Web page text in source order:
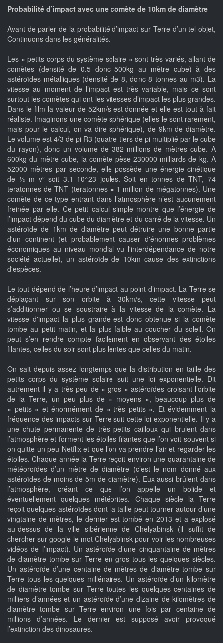
Probabilité d’impact avec une comète de 10km de diamètre
Avant de parler de la probabilité d’impact sur Terre d’un tel objet,
Continuons dans les généralités.
Les « petits corps du système solaire » sont très variés, allant de
comètes (densité de 0.5 donc 500kg au mètre cube) à des
astéroïdes métalliques (densité de 8, donc 8 tonnes au m3). La
vitesse au moment de l’impact est très variable, mais ce sont
surtout les comètes qui ont les vitesses d’impact les plus grandes.
Dans le film la valeur de 52km/s est donnée et elle est tout à fait
réaliste. Imaginons une comète sphérique (elles le sont rarement,
mais pour le calcul, on va dire sphérique), de 9km de diamètre.
Le volume est 4/3 de pi R3 (quatre tiers de pi multiplié par le cube
du rayon), donc un volume de 382 millions de mètres cube. A
600kg du mètre cube, la comète pèse 230000 milliards de kg. A
52000 mètres par seconde, elle possède une énergie cinétique
de ½ m v² soit 3.1 10^23 joules. Soit en tonnes de TNT, 74
teratonnes de TNT (teratonnes = 1 million de mégatonnes). Une
comète de ce type entrant dans l’atmosphère n’est aucunement
freinée par elle. Ce petit calcul simple montre que l’énergie de
l’impact dépend du cube du diamètre et du carré de la vitesse. Un
astéroïde de 1km de diamètre peut détruire une bonne partie
d'un continent (et probablement causer d'énormes problèmes
économiques au niveau mondial vu l'interdépendance de notre
société actuelle), un astéroïde de 10km cause des extinctions
d'espèces.
Le tout dépend de l’heure d’impact au point d’impact. La Terre se
déplaçant sur son orbite à 30km/s, cette vitesse peut
s’additionner ou se soustraire à la vitesse de la comète. La
vitesse d'impact la plus grande est donc obtenue si la comète
tombe au petit matin, et la plus faible au coucher du soleil. On
peut s’en rendre compte facilement en observant des étoiles
filantes, celles du soir sont plus lentes que celles du matin.
On sait depuis assez longtemps que la distribution en taille des
petits corps du système solaire suit une loi exponentielle. Dit
autrement il y a très peu de « gros » astéroïdes croisant l’orbite
de la Terre, un peu plus de « moyens », beaucoup plus de
« petits » et énormément de « très petits ». Et évidemment la
fréquence des impacts sur Terre suit cette loi exponentielle. Il y a
une chute permanente de très petits cailloux qui brulent dans
l’atmosphère et forment les étoiles filantes que l’on voit souvent si
on quitte un peu Netflix et que l’on va prendre l’air et regarder les
étoiles. Chaque année la Terre reçoit environ une quarantaine de
météoroïdes d’un mètre de diamètre (c’est le nom donné aux
astéroïdes de moins de 5m de diamètre). Eux aussi brûlent dans
l’atmosphère, créant ce que l’on appelle un bolide et
éventuellement quelques météorites. Chaque siècle la Terre
reçoit quelques astéroïdes dont la taille peut tourner autour d’une
vingtaine de mètres, le dernier est tombé en 2013 et a explosé
au-dessus de la ville sibérienne de Chelyabinsk (il suffit de
chercher sur google le mot Chelyabinsk pour voir les nombreuses
vidéos de l’impact). Un astéroïde d’une cinquantaine de mètres
de diamètre tombe sur Terre en gros tous les quelques siècles.
Un astéroïde d’une centaine de mètres de diamètre tombe sur
Terre tous les quelques millénaires. Un astéroïde d’un kilomètre
de diamètre tombe sur Terre toutes les quelques centaines de
milliers d’années et un astéroïde d’une dizaine de kilomètres de
diamètre tombe sur Terre environ une fois par centaine de
millions d’années. Le dernier est supposé avoir provoqué
l’extinction des dinosaures.